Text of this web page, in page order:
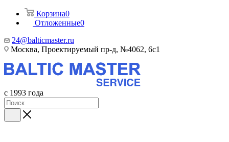
Корзина0
Отложенные0
24@balticmaster.ru
Москва, Проектируемый пр-д, №4062, 6с1
с 1993 года